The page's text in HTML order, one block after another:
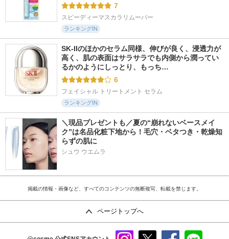
7
スピーディーマスカラリムーバー
ランキングIN
SK-IIのほかのセラム同様、伸びが良く、浸透力が
高く、肌の表面はサラサラでも内側から潤ってい
るかのようにしっとり、もっち…
6
フェイシャル トリートメント セラム
ランキングIN
＼現品プレゼントも／夏の“崩れないベースメイ
ク”は名品化粧下地から！毛穴・ベタつき・乾燥知
らずの肌に
シュウ ウエムラ
掲載の情報・画像など、すべてのコンテンツの無断複写、転載を禁じます。
ページトップへ